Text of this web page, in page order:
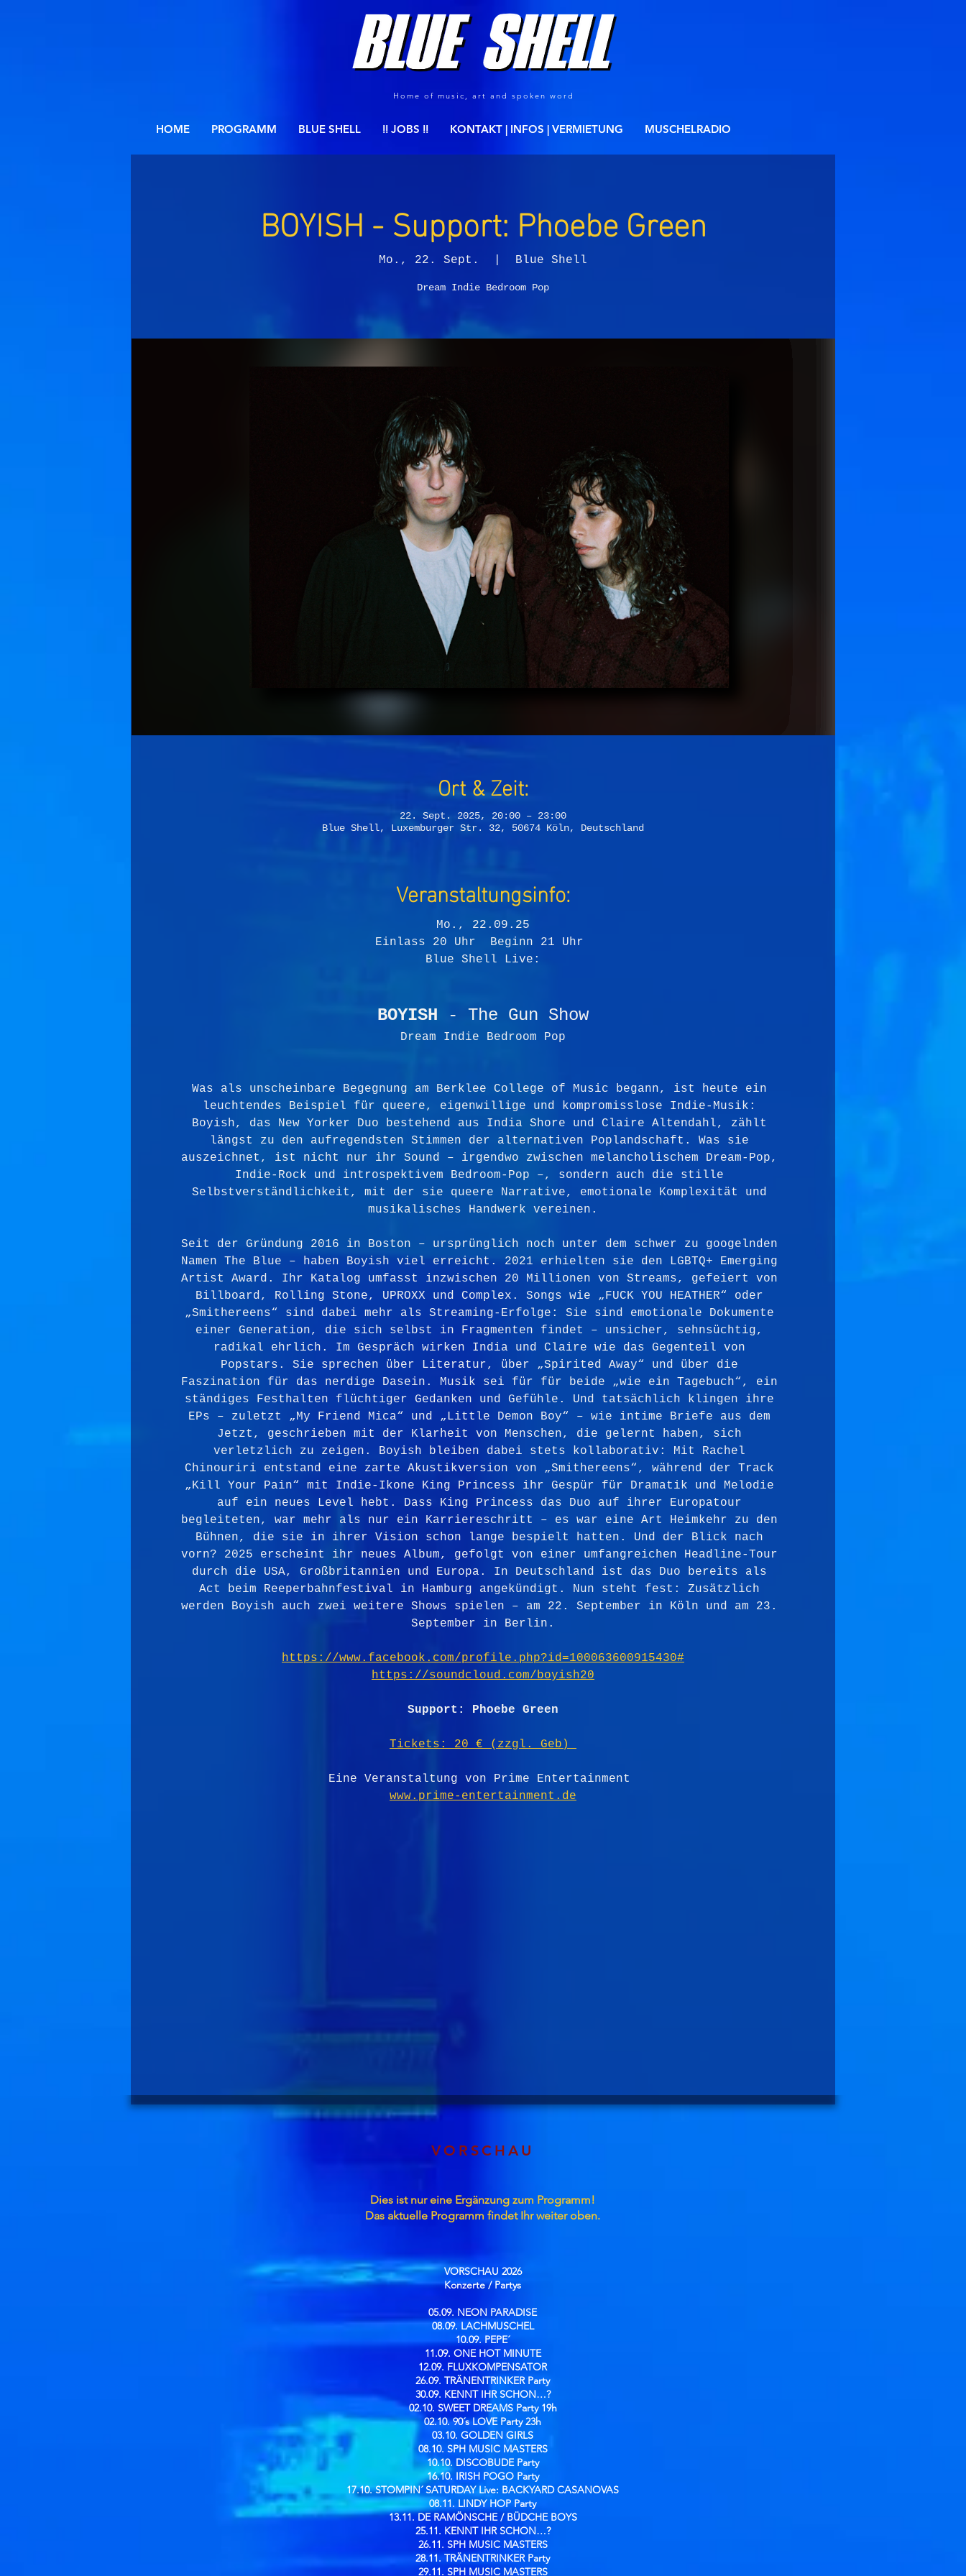
Home of music, art and spoken word
HOME PROGRAMM BLUE SHELL !! JOBS !! KONTAKT | INFOS | VERMIETUNG MUSCHELRADIO
BOYISH - Support: Phoebe Green
Mo., 22. Sept. Blue Shell
Dream Indie Bedroom Pop
Ort & Zeit:
22. Sept. 2025, 20:00 – 23:00
Blue Shell, Luxemburger Str. 32, 50674 Köln, Deutschland
Veranstaltungsinfo:
Mo., 22.09.25
Einlass 20 Uhr  Beginn 21 Uhr
Blue Shell Live:
BOYISH - The Gun Show
Dream Indie Bedroom Pop
Was als unscheinbare Begegnung am Berklee College of Music begann, ist heute ein
leuchtendes Beispiel für queere, eigenwillige und kompromisslose Indie-Musik:
Boyish, das New Yorker Duo bestehend aus India Shore und Claire Altendahl, zählt
längst zu den aufregendsten Stimmen der alternativen Poplandschaft. Was sie
auszeichnet, ist nicht nur ihr Sound – irgendwo zwischen melancholischem Dream-Pop,
Indie-Rock und introspektivem Bedroom-Pop –, sondern auch die stille
Selbstverständlichkeit, mit der sie queere Narrative, emotionale Komplexität und
musikalisches Handwerk vereinen.
Seit der Gründung 2016 in Boston – ursprünglich noch unter dem schwer zu googelnden
Namen The Blue – haben Boyish viel erreicht. 2021 erhielten sie den LGBTQ+ Emerging
Artist Award. Ihr Katalog umfasst inzwischen 20 Millionen von Streams, gefeiert von
Billboard, Rolling Stone, UPROXX und Complex. Songs wie „FUCK YOU HEATHER“ oder
„Smithereens“ sind dabei mehr als Streaming-Erfolge: Sie sind emotionale Dokumente
einer Generation, die sich selbst in Fragmenten findet – unsicher, sehnsüchtig,
radikal ehrlich. Im Gespräch wirken India und Claire wie das Gegenteil von
Popstars. Sie sprechen über Literatur, über „Spirited Away“ und über die
Faszination für das nerdige Dasein. Musik sei für für beide „wie ein Tagebuch“, ein
ständiges Festhalten flüchtiger Gedanken und Gefühle. Und tatsächlich klingen ihre
EPs – zuletzt „My Friend Mica“ und „Little Demon Boy“ – wie intime Briefe aus dem
Jetzt, geschrieben mit der Klarheit von Menschen, die gelernt haben, sich
verletzlich zu zeigen. Boyish bleiben dabei stets kollaborativ: Mit Rachel
Chinouriri entstand eine zarte Akustikversion von „Smithereens“, während der Track
„Kill Your Pain“ mit Indie-Ikone King Princess ihr Gespür für Dramatik und Melodie
auf ein neues Level hebt. Dass King Princess das Duo auf ihrer Europatour
begleiteten, war mehr als nur ein Karriereschritt – es war eine Art Heimkehr zu den
Bühnen, die sie in ihrer Vision schon lange bespielt hatten. Und der Blick nach
vorn? 2025 erscheint ihr neues Album, gefolgt von einer umfangreichen Headline-Tour
durch die USA, Großbritannien und Europa. In Deutschland ist das Duo bereits als
Act beim Reeperbahnfestival in Hamburg angekündigt. Nun steht fest: Zusätzlich
werden Boyish auch zwei weitere Shows spielen – am 22. September in Köln und am 23.
September in Berlin.
https://www.facebook.com/profile.php?id=100063600915430#
https://soundcloud.com/boyish20
Support: Phoebe Green
Tickets: 20 € (zzgl. Geb)
Eine Veranstaltung von Prime Entertainment
www.prime-entertainment.de
VORSCHAU
Dies ist nur eine Ergänzung zum Programm!
Das aktuelle Programm findet Ihr weiter oben.
VORSCHAU 2026
Konzerte / Partys​
05.09. NEON PARADISE
08.09. LACHMUSCHEL
10.09. PEPE´
11.09. ONE HOT MINUTE
12.09. FLUXKOMPENSATOR
26.09. TRÄNENTRINKER Party
30.09. KENNT IHR SCHON…?
02.10. SWEET DREAMS Party 19h
02.10. 90´s LOVE Party 23h
03.10. GOLDEN GIRLS
08.10. SPH MUSIC MASTERS
10.10. DISCOBUDE Party
16.10. IRISH POGO Party
17.10. STOMPIN´ SATURDAY Live: BACKYARD CASANOVAS
08.11. LINDY HOP Party
13.11. DE RAMÖNSCHE / BÜDCHE BOYS
25.11. KENNT IHR SCHON…?
26.11. SPH MUSIC MASTERS
28.11. TRÄNENTRINKER Party
29.11. SPH MUSIC MASTERS